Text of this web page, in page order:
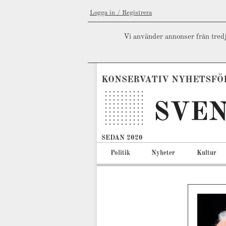
Logga in / Registrera
Vi använder annonser från
KONSERVATIV
SEDAN 2020
Politik Nyheter Kultur